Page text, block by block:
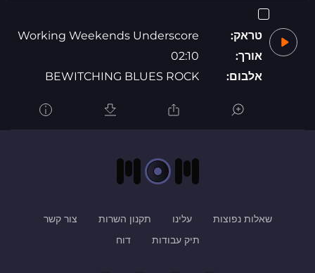
טראק:
Working Weekends Underscore
אורך:
02:10
אלבום:
BEWITCHING BLUES ROCK
שאלות נפוצות עלינו תקנון השרות
צור קשר
תיק עבודות
דוח